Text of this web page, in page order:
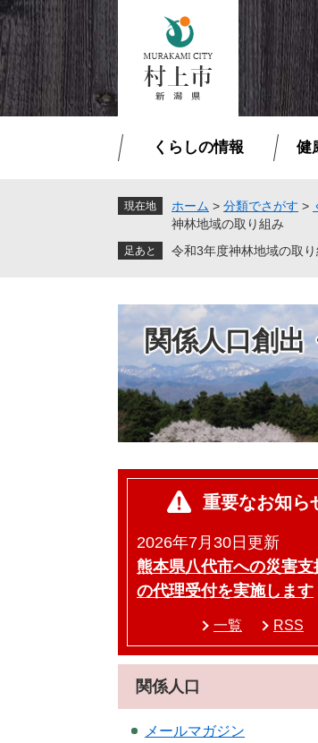
ペ
ー
ジ
の
先
頭
メ
ニ
ュ
ー
を
飛
くらしの情報 健
現在地 ホーム > 分類でさがす >
神林地域の取り組み
令和3年度神林地域の取
関係人口創出
重要なお知ら
2026年7月30日更新
熊本県八代市への災害支
の代理受付を実施します
一覧 RSS
関係人口
メールマガジン